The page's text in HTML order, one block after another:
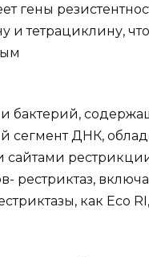
гены
и тетрациклину, что
бактерий,
сегмент ДНК,
рестриктаз,
как Eco